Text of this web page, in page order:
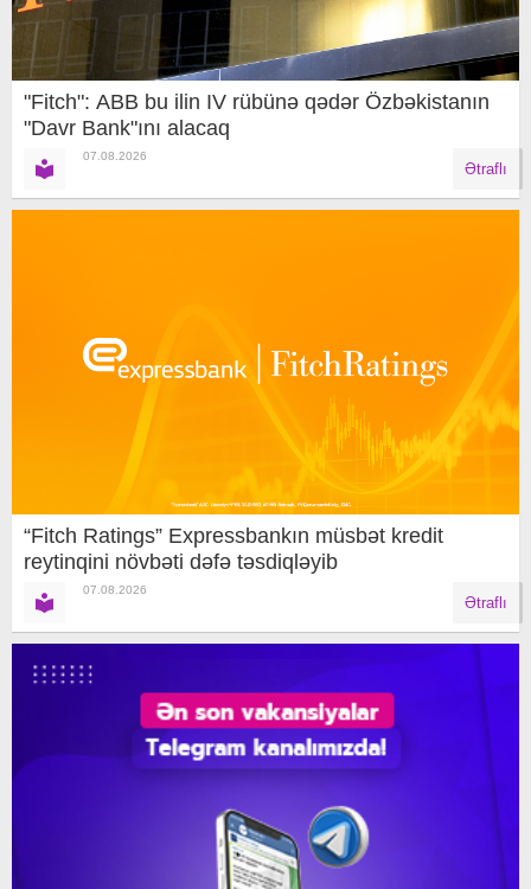
"Fitch": ABB bu ilin IV rübünə qədər Özbəkistanın
"Davr Bank"ını alacaq
07.08.2026
Ətraflı
“Fitch Ratings” Expressbankın müsbət kredit
reytinqini növbəti dəfə təsdiqləyib
07.08.2026
Ətraflı